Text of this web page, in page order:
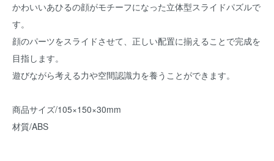
かわいいあひるの顔がモチーフになった立体型スライドパズルで
す。
顔のパーツをスライドさせて、正しい配置に揃えることで完成を
目指します。
遊びながら考える力や空間認識力を養うことができます。
商品サイズ/105×150×30mm
材質/ABS